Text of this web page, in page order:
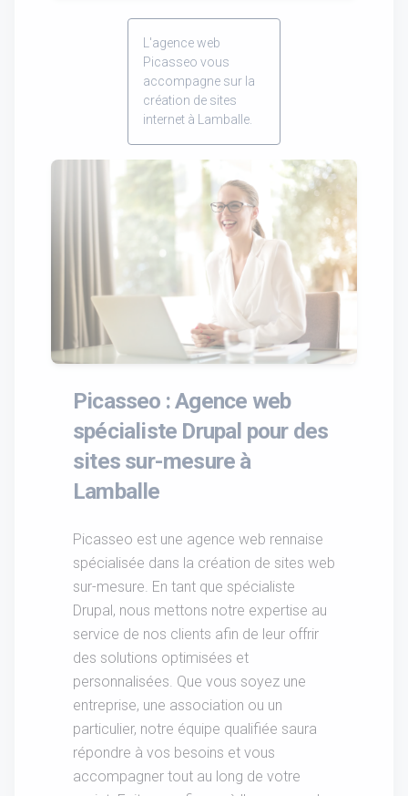
L'agence web
Picasseo vous
accompagne sur la
création de sites
internet à Lamballe.
Picasseo : Agence web
spécialiste Drupal pour des
sites sur-mesure à
Lamballe
Picasseo est une agence web rennaise
spécialisée dans la création de sites web
sur-mesure. En tant que spécialiste
Drupal, nous mettons notre expertise au
service de nos clients afin de leur offrir
des solutions optimisées et
personnalisées. Que vous soyez une
entreprise, une association ou un
particulier, notre équipe qualifiée saura
répondre à vos besoins et vous
accompagner tout au long de votre